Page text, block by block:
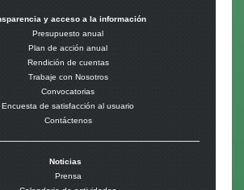
y acceso a la información
Presupuesto anual
Plan de acción anual
Rendición de cuentas
Trabaje con Nosotros
Convocatorias
Encuesta de satisfacción al usuario
Contáctenos
Noticias
Prensa